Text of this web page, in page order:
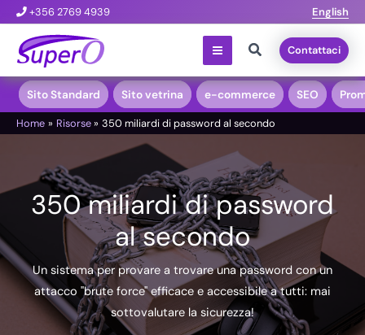
contenuto
+356 2769 4939 English
CercaContattaci
Sito Standard Sito vetrina e-commerce SEO
Home Risorse 350 miliardi di password al secondo
350 miliardi di password
al secondo
Un sistema per provare a trovare una password con un
attacco "brute force" efficace e accessibile a tutti: mai
sottovalutare la sicurezza!